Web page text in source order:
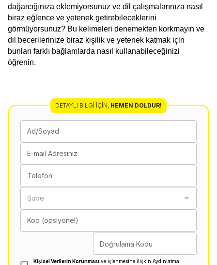
dağarcığınıza eklemiyorsunuz ve dil çalışmalarınıza nasıl
biraz eğlence ve yetenek getirebileceklerini
görmüyorsunuz? Bu kelimeleri denemekten korkmayın ve
dil becerilerinize biraz kişilik ve yetenek katmak için
bunları farklı bağlamlarda nasıl kullanabileceğinizi
öğrenin.
DETAYLI BILGI İÇIN, HEMEN DOLDUR!
Ad/Soyad
E-mail Adresiniz
Telefon
Şube
Kod (opsiyonel)
Doğrulama Kodu
Kişisel Verilerin Korunması ve İşlenmesine İlişkin Aydınlatma